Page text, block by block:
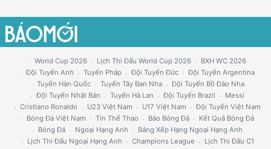
World Cup 2026 Lịch Thi Đấu World Cup 2026
BXH WC 2026
Đội Tuyển Anh
Tuyển Pháp Đội Tuyển Đức
Đội Tuyển Argentina
Tuyển Hàn Quốc
Tuyển Tây Ban Nha
Đội Tuyển Bồ Đào Nha
Đội Tuyển Nhật Bản
Tuyển Hà Lan Đội Tuyển Brazil
Messi
Cristiano Ronaldo
U23 Việt Nam U17 Việt Nam
Đội Tuyển Việt Nam
Bóng Đá Việt Nam
Tin Thể Thao Báo Bóng Đá
Kết Quả Bóng Đá
Bóng Đá
Ngoại Hạng Anh
Bảng Xếp Hạng Ngoại Hạng Anh
Lịch Thi Đấu Ngoại Hạng Anh
Champions League
Lịch Thi Đấu C1